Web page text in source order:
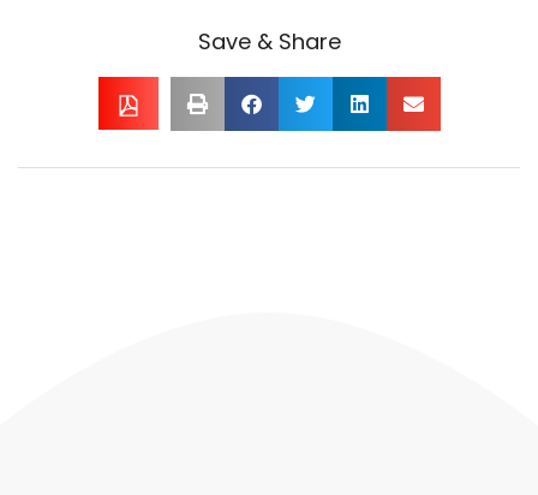
Save & Share